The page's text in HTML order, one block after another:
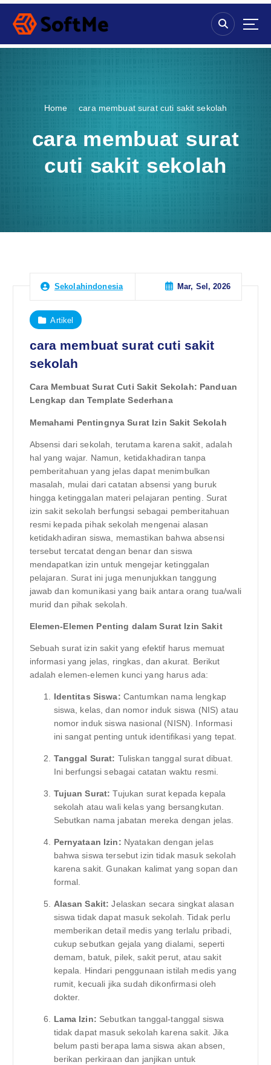
S
p
Home cara membuat surat cuti sakit sekolah
cara membuat surat
cuti sakit sekolah
Sekolahindonesia Mar, Sel, 2026
Artikel
cara membuat surat cuti sakit
sekolah
Cara Membuat Surat Cuti Sakit Sekolah: Panduan
Lengkap dan Template Sederhana
Memahami Pentingnya Surat Izin Sakit Sekolah
Absensi dari sekolah, terutama karena sakit, adalah
hal yang wajar. Namun, ketidakhadiran tanpa
pemberitahuan yang jelas dapat menimbulkan
masalah, mulai dari catatan absensi yang buruk
hingga ketinggalan materi pelajaran penting. Surat
izin sakit sekolah berfungsi sebagai pemberitahuan
resmi kepada pihak sekolah mengenai alasan
ketidakhadiran siswa, memastikan bahwa absensi
tersebut tercatat dengan benar dan siswa
mendapatkan izin untuk mengejar ketinggalan
pelajaran. Surat ini juga menunjukkan tanggung
jawab dan komunikasi yang baik antara orang tua/wali
murid dan pihak sekolah.
Elemen-Elemen Penting dalam Surat Izin Sakit
Sebuah surat izin sakit yang efektif harus memuat
informasi yang jelas, ringkas, dan akurat. Berikut
adalah elemen-elemen kunci yang harus ada:
Identitas Siswa: Cantumkan nama lengkap
siswa, kelas, dan nomor induk siswa (NIS) atau
nomor induk siswa nasional (NISN). Informasi
ini sangat penting untuk identifikasi yang tepat.
Tanggal Surat: Tuliskan tanggal surat dibuat.
Ini berfungsi sebagai catatan waktu resmi.
Tujuan Surat: Tujukan surat kepada kepala
sekolah atau wali kelas yang bersangkutan.
Sebutkan nama jabatan mereka dengan jelas.
Pernyataan Izin: Nyatakan dengan jelas
bahwa siswa tersebut izin tidak masuk sekolah
karena sakit. Gunakan kalimat yang sopan dan
formal.
Alasan Sakit: Jelaskan secara singkat alasan
siswa tidak dapat masuk sekolah. Tidak perlu
memberikan detail medis yang terlalu pribadi,
cukup sebutkan gejala yang dialami, seperti
demam, batuk, pilek, sakit perut, atau sakit
kepala. Hindari penggunaan istilah medis yang
rumit, kecuali jika sudah dikonfirmasi oleh
dokter.
Lama Izin: Sebutkan tanggal-tanggal siswa
tidak dapat masuk sekolah karena sakit. Jika
belum pasti berapa lama siswa akan absen,
berikan perkiraan dan janjikan untuk